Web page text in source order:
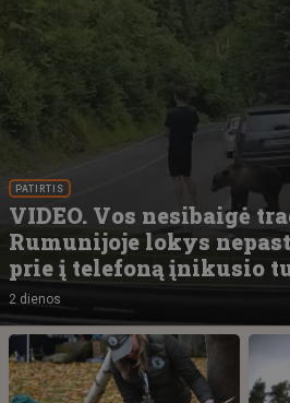
PATIRTIS
VIDEO. Vos nesibaigė
Rumunijoje lokys
prie į telefoną įnikusio
2 dienos